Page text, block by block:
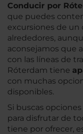
Conducir por
que puedes
excursiones de un
alrededores,
aconsejamos que
con las líneas de
Róterdam tiene
con muchas
disponibles.
Si buscas
para disfrutar de
tiene por ofrecer,